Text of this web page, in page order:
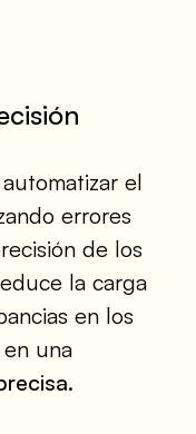
el
errores
de los
la carga
en los
una
.